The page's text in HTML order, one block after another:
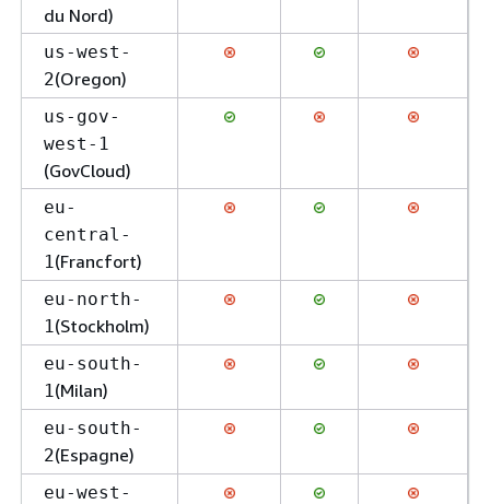
du Nord)
us-west-
2(Oregon)
us-gov-
west-1
(GovCloud)
eu-
central-
1(Francfort)
eu-north-
1(Stockholm)
eu-south-
1(Milan)
eu-south-
2(Espagne)
eu-west-